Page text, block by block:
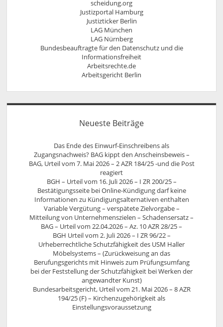
scheidung.org
Justizportal Hamburg
Justizticker Berlin
LAG München
LAG Nürnberg
Bundesbeauftragte für den Datenschutz und die
Informationsfreiheit
Arbeitsrechte.de
Arbeitsgericht Berlin
Neueste Beiträge
Das Ende des Einwurf-Einschreibens als
Zugangsnachweis? BAG kippt den Anscheinsbeweis –
BAG, Urteil vom 7. Mai 2026 – 2 AZR 184/25 -und die Post
reagiert
BGH – Urteil vom 16. Juli 2026 – I ZR 200/25 –
Bestätigungsseite bei Online-Kündigung darf keine
Informationen zu Kündigungsalternativen enthalten
Variable Vergütung – verspätete Zielvorgabe –
Mitteilung von Unternehmenszielen – Schadensersatz –
BAG – Urteil vom 22.04.2026 – Az. 10 AZR 28/25 –
BGH Urteil vom 2. Juli 2026 – I ZR 96/22 –
Urheberrechtliche Schutzfähigkeit des USM Haller
Möbelsystems – (Zurückweisung an das
Berufungsgerichts mit Hinweis zum Prüfungsumfang
bei der Feststellung der Schutzfähigkeit bei Werken der
angewandter Kunst)
Bundesarbeitsgericht, Urteil vom 21. Mai 2026 – 8 AZR
194/25 (F) – Kirchenzugehörigkeit als
Einstellungsvoraussetzung